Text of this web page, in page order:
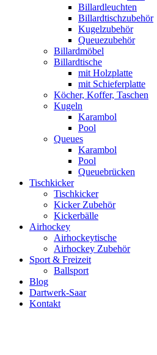
Billardleuchten
Billardtischzubehör
Kugelzubehör
Queuezubehör
Billardmöbel
Billardtische
mit Holzplatte
mit Schieferplatte
Köcher, Koffer, Taschen
Kugeln
Karambol
Pool
Queues
Karambol
Pool
Queuebrücken
Tischkicker
Tischkicker
Kicker Zubehör
Kickerbälle
Airhockey
Airhockeytische
Airhockey Zubehör
Sport & Freizeit
Ballsport
Blog
Dartwerk-Saar
Kontakt